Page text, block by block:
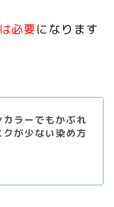
必要になります
カラーでもかぶれ
が少ない染め方